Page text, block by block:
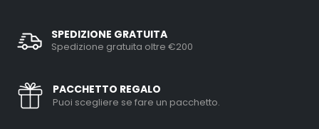
SPEDIZIONE GRATUITA
Spedizione gratuita oltre €200
PACCHETTO REGALO
Puoi scegliere se fare un pacchetto.